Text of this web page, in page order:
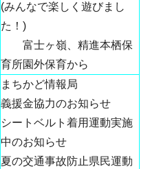
(みんなで楽しく遊びまし
た！)
富士ヶ嶺、精進本栖保
育所園外保育から
まちかど情報局
義援金協力のお知らせ
シートベルト着用運動実施
中のお知らせ
夏の交通事故防止県民運動